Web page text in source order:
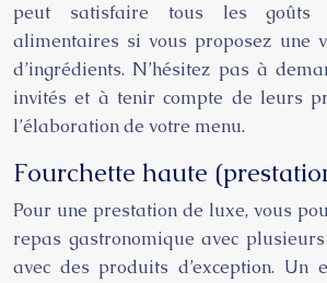
peut satisfaire tous les goûts
alimentaires si vous proposez une
d’ingrédients. N’hésitez pas à
invités et à tenir compte de leurs
l’élaboration de votre menu.
Fourchette haute
Pour une prestation de luxe, vous
repas gastronomique avec
avec des produits d’exception. Un